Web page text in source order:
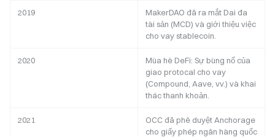
2019
MakerDAO đã ra mắt Dai đa
tài sản (MCD) và giới thiệu việc
cho vay stablecoin.
2020
Mùa hè DeFi: Sự bùng nổ của
giao protocal cho vay
(Compound, Aave, vv.) và khai
thác thanh khoản.
2021
OCC đã phê duyệt Anchorage
cho giấy phép ngân hàng quốc